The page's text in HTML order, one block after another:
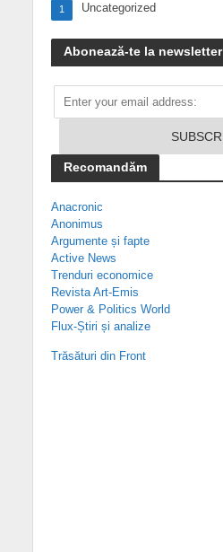
Uncategorized
1
Abonează-te la newsletter
Recomandăm
Anacronic
Anonimus
Argumente și fapte
Active News
Trenduri economice
Revista Art-Emis
Power & Politics World
Flux-Știri și analize
Trăsături din Front